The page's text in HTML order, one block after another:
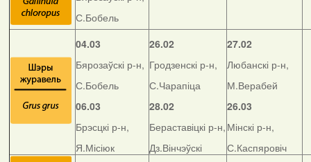
С.Бобель
04.03
Бярозаўскі р-н,
С.Бобель
06.03
Брэсцкі р-н,
Я.Місіюк
26.02
Гродзенскі р-н,
С.Чарапіца
28.02
Бераставіцкі р-н,
Дз.Вінчэўскі
27.02
Любанскі р-н,
М.Верабей
26.03
Мінскі р-н,
С.Каспяровіч